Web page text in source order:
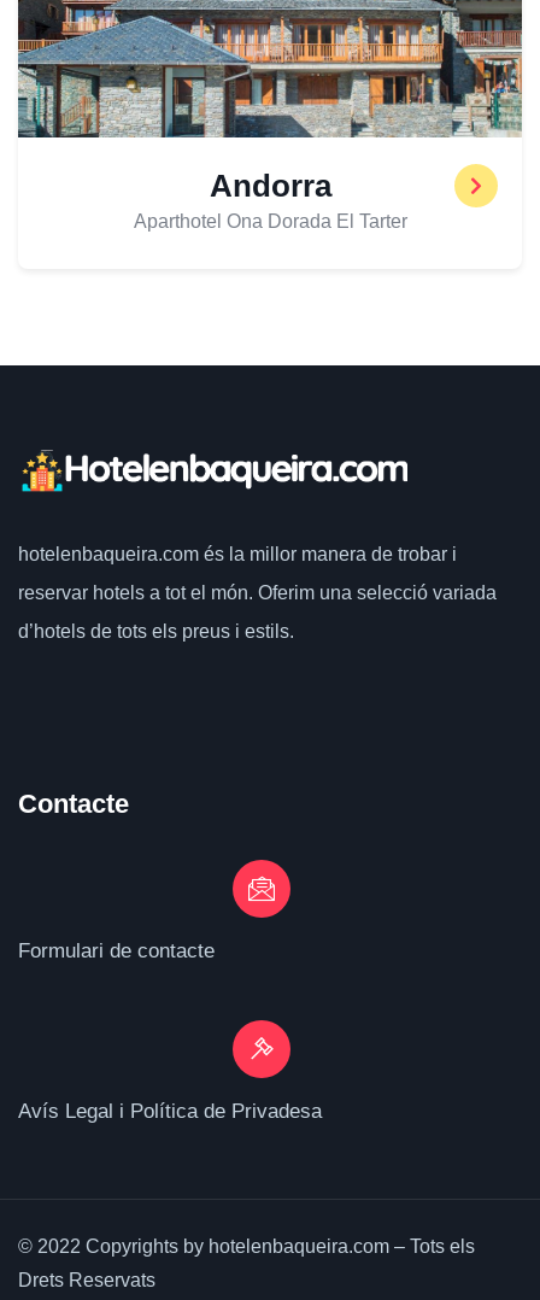
Andorra
Aparthotel Ona Dorada El Tarter
hotelenbaqueira.com és la millor manera de trobar i
reservar hotels a tot el món. Oferim una selecció variada
d’hotels de tots els preus i estils.
Contacte
Formulari de contacte
Avís Legal i Política de Privadesa
© 2022 Copyrights by hotelenbaqueira.com – Tots els
Drets Reservats